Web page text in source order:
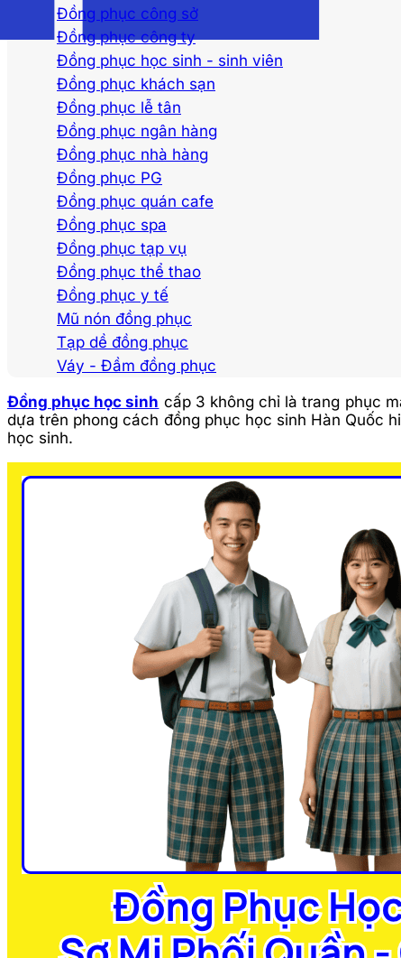
Đồng phục công sở
Đồng phục công ty
Đồng phục học sinh - sinh viên
Đồng phục khách sạn
Đồng phục lễ tân
Đồng phục ngân hàng
Đồng phục nhà hàng
Đồng phục PG
Đồng phục quán cafe
Đồng phục spa
Đồng phục tạp vụ
Đồng phục thể thao
Đồng phục y tế
Mũ nón đồng phục
Tạp dề đồng phục
Váy - Đầm đồng phục
Đồng phục học sinh cấp 3 không chỉ là trang phục
dựa trên phong cách đồng phục học sinh Hàn Quốc
học sinh.